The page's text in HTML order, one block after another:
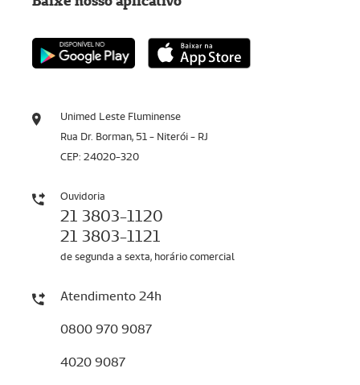
Unimed Leste Fluminense
Rua Dr. Borman, 51 - Niterói - RJ
CEP: 24020-320
Ouvidoria
21 3803-1120
21 3803-1121
de segunda a sexta, horário comercial
Atendimento 24h
0800 970 9087
4020 9087